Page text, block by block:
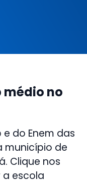
médio no
do Enem das
município de
Clique nos
a escola